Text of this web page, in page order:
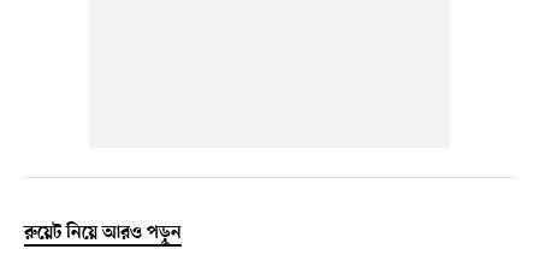
রুয়েট নিয়ে আরও পড়ুন